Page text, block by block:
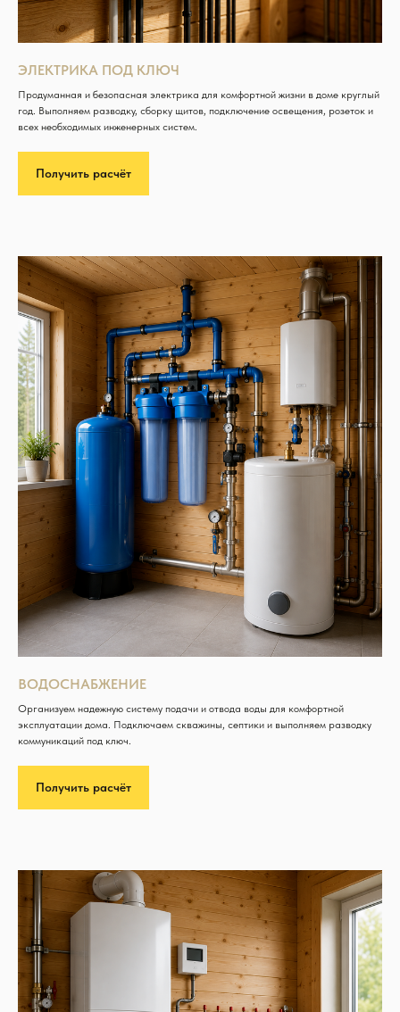
ЭЛЕКТРИКА ПОД КЛЮЧ
Продуманная и безопасная электрика для комфортной жизни в доме круглый
год. Выполняем разводку, сборку щитов, подключение освещения, розеток и
всех необходимых инженерных систем.
Получить расчёт
ВОДОСНАБЖЕНИЕ
Организуем надежную систему подачи и отвода воды для комфортной
эксплуатации дома. Подключаем скважины, септики и выполняем разводку
коммуникаций под ключ.
Получить расчёт